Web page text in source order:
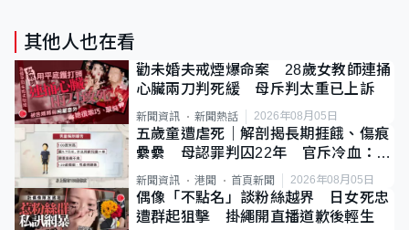
其他人也在看
勸未婚夫戒煙爆命案 28歲女教師連捅
心臟兩刀判死緩 母斥判太重已上訴
新聞資訊 新聞熱話 2026年08月05日
五歲童遭虐死｜解剖揭長期捱餓、傷痕
纍纍 母認罪判囚22年 官斥冷血：同
類案最惡劣
新聞資訊 港聞 首頁新聞 2026年08月05日
偶像「不點名」談粉絲越界 日女死忠
遭群起狙擊 掛繩開直播道歉後輕生